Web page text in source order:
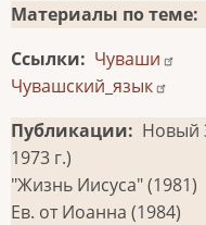
Материалы по теме
Ссылки
Чуваши
Чувашский_язык
Публикации
Новый
1973 г.)
"Жизнь Иисуса" (1981)
Ев. от Иоанна (1984)